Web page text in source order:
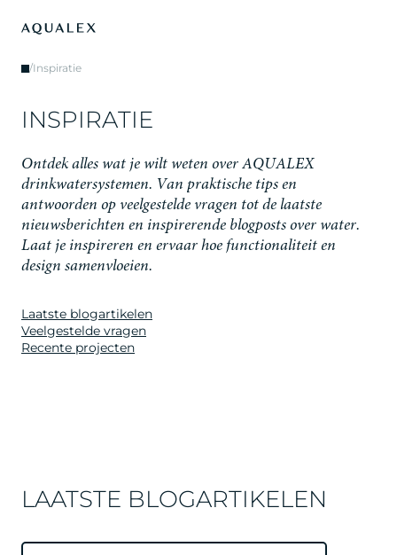
/Inspiratie
INSPIRATIE
Ontdek alles wat je wilt weten over AQUALEX
drinkwatersystemen. Van praktische tips en
antwoorden op veelgestelde vragen tot de laatste
nieuwsberichten en inspirerende blogposts over water.
Laat je inspireren en ervaar hoe functionaliteit en
design samenvloeien.
Laatste blogartikelen
Veelgestelde vragen
Recente projecten
LAATSTE BLOGARTIKELEN